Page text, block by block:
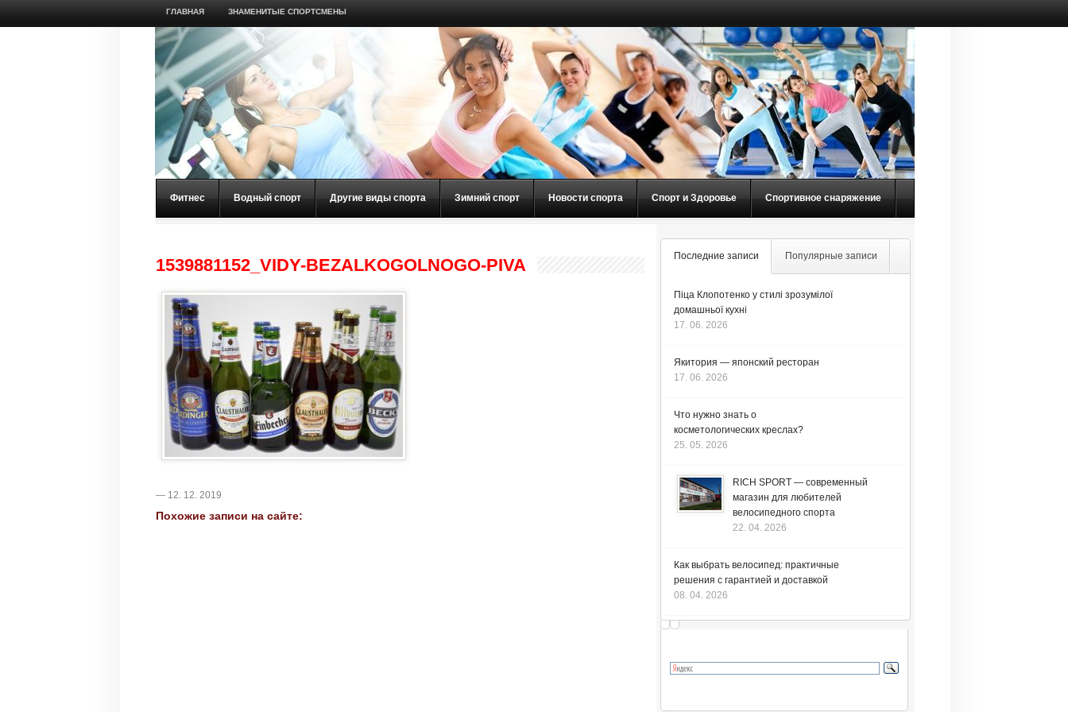
ГЛАВНАЯ ЗНАМЕНИТЫЕ СПОРТСМЕНЫ
Фитнес Водный спорт Другие виды спорта Зимний спорт Новости спорта Спорт и Здоровье Спортивное снаряжение
1539881152_VIDY-BEZALKOGOLNOGO-PIVA
— 12. 12. 2019
Похожие записи на сайте:
Последние записи Популярные записи
Піца Клопотенко у стилі зрозумілої
домашньої кухні
17. 06. 2026
Якитория — японский ресторан
17. 06. 2026
Что нужно знать о
косметологических креслах?
25. 05. 2026
RICH SPORT — современный
магазин для любителей
велосипедного спорта
22. 04. 2026
Как выбрать велосипед: практичные
решения с гарантией и доставкой
08. 04. 2026